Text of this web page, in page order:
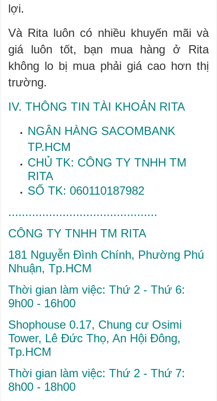
lợi.
Và Rita luôn có nhiều khuyến mãi và
giá luôn tốt, bạn mua hàng ở Rita
không lo bị mua phải giá cao hơn thị
trường.
IV. THÔNG TIN TÀI KHOẢN RITA
NGÂN HÀNG SACOMBANK
TP.HCM
CHỦ TK: CÔNG TY TNHH TM
RITA
SỐ TK: 060110187982
............................................
CÔNG TY TNHH TM RITA
181 Nguyễn Đình Chính, Phường Phú
Nhuận, Tp.HCM
Thời gian làm việc: Thứ 2 - Thứ 6:
9h00 - 16h00
Shophouse 0.17, Chung cư Osimi
Tower, Lê Đức Thọ, An Hội Đông,
Tp.HCM
Thời gian làm việc: Thứ 2 - Thứ 7:
8h00 - 18h00